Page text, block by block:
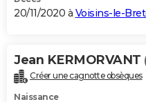
20/11/2020 à Voisins-le-
Jean KERMORVANT
Créer une cagnotte obsèques
Naissance